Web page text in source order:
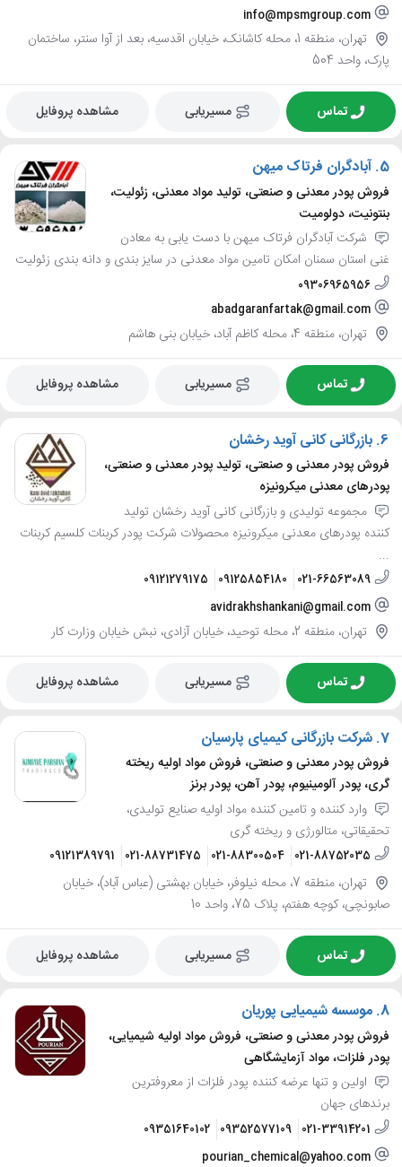
info@mpsmgroup.com
تهران، منطقه 1، محله کاشانک، خیابان اقدسیه، بعد از آوا سنتر، ساختمان
پارک، واحد 504
تماس مسیریابی مشاهده پروفایل
5. آبادگران فرتاک میهن
فروش پودر معدنی و صنعتی، تولید مواد معدنی، زئولیت،
بنتونیت، دولومیت
شرکت آبادگران فرتاک میهن با دست یابی به معادن
غنی استان سمنان امکان تامین مواد معدنی در سایز بندی و دانه بندی زئولیت
09306965956
abadgaranfartak@gmail.com
تهران، منطقه 4، محله کاظم آباد، خیابان بنی هاشم
تماس مسیریابی مشاهده پروفایل
6. بازرگانی کانی آوید رخشان
فروش پودر معدنی و صنعتی، تولید پودر معدنی و صنعتی،
پودرهای معدنی میکرونیزه
مجموعه تولیدی و بازرگانی کانی آوید رخشان تولید
کننده پودرهای معدنی میکرونیزه محصولات شرکت پودر کربنات کلسیم کربنات
...
021-66563089
09125854180
09121279175
avidrakhshankani@gmail.com
تهران، منطقه 2، محله توحید، خیابان آزادی، نبش خیابان وزارت کار
تماس مسیریابی مشاهده پروفایل
7. شرکت بازرگانی کیمیای پارسیان
فروش پودر معدنی و صنعتی، فروش مواد اولیه ریخته
گری، پودر آلومینیوم، پودر آهن، پودر برنز
وارد کننده و تامین کننده مواد اولیه صنایع تولیدی،
تحقیقاتی، متالورژی و ریخته گری
021-88752035
021-88300504
021-88731475
09121389791
تهران، منطقه 7، محله نیلوفر، خیابان بهشتی (عباس آباد)، خیابان
صابونچی، کوچه هفتم، پلاک 75، واحد 10
تماس مسیریابی مشاهده پروفایل
8. موسسه شیمیایی پوریان
فروش پودر معدنی و صنعتی، فروش مواد اولیه شیمیایی،
پودر فلزات، مواد آزمایشگاهی
اولین و تنها عرضه کننده پودر فلزات از معروفترین
برندهای جهان
021-33914201
09352577109
09351640102
pourian_chemical@yahoo.com